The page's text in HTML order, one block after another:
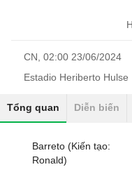
CN, 02:00 23/06/2024
Estadio Heriberto Hulse
Tổng quan Diễn biến
Barreto (Kiến tạo:
Ronald)